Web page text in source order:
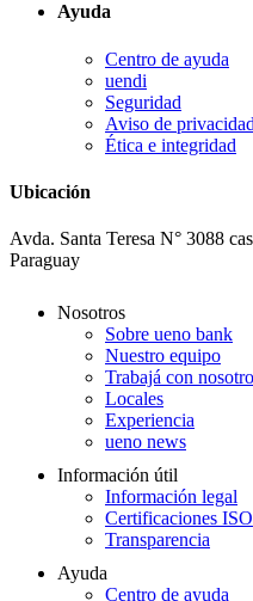
Ayuda
Centro de ayuda
uendi
Seguridad
Aviso de privacidad
Ética e integridad
Ubicación
Avda. Santa Teresa N° 3088
Paraguay
Nosotros
Sobre ueno bank
Nuestro equipo
Trabajá con
Locales
Experiencia
ueno news
Información útil
Información legal
Certificaciones ISO
Transparencia
Ayuda
Centro de ayuda